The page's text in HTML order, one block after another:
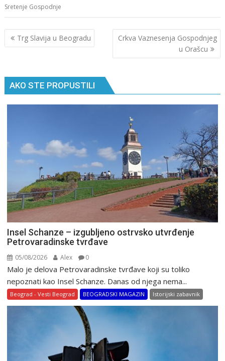
Sretenje Gospodnje
Кретање
чланка
Trg Slavija u Beogradu
Crkva Vaznesenja Gospodnjeg
u Orašcu
AKO STE PROPUSTILI
Insel Schanze – izgubljeno ostrvsko utvrđenje
Petrovaradinske tvrđave
05/08/2026 Alex 0
Malo je delova Petrovaradinske tvrđave koji su toliko
nepoznati kao Insel Schanze. Danas od njega nema...
Beograd - Vesti Beograd BEOGRADSKI MAGAZIN Istorijski zabavnik